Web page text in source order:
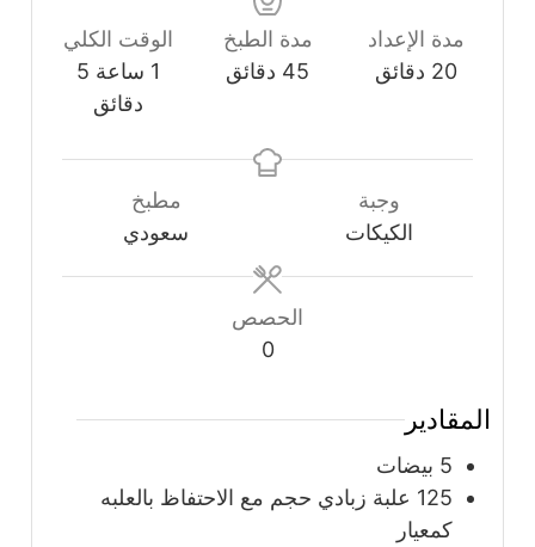
مدة الإعداد
20دقائق
دقائق
مدة الطبخ
45 دقائق
دقائق
الوقت الكلي
1ساعة
ساعة 5دقائق
دقائق
وجبة
الكيكات
مطبخ
سعودي
الحصص
0
المقادير
5 بيضات
125 علبة زبادي حجم مع الاحتفاظ بالعلبه
كمعيار